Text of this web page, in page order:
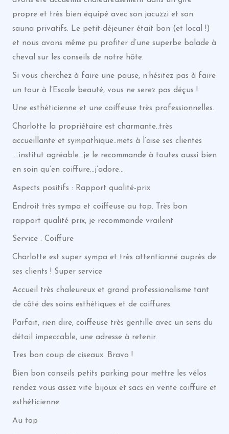
propre et très bien équipé avec son jacuzzi et son
sauna privatifs. Le petit-déjeuner était bon (et local !)
et nous avons même pu profiter d’une superbe balade à
cheval sur les conseils de notre hôte.
Si vous cherchez à faire une pause, n’hésitez pas à faire
un tour à l’Escale beauté, vous ne serez pas déçus !
Une esthéticienne et une coiffeuse très professionnelles.
Charlotte la propriétaire est charmante..très
accueillante et sympathique..mets à l’aise ses clientes
….institut agréable…je le recommande à toutes aussi bien
en soin qu’en coiffure…j’adore…
Aspects positifs : Rapport qualité-prix
Endroit très sympa et coiffeuse au top. Très bon
rapport qualité prix, je recommande vrailent
Service : Coiffure
Charlotte est super sympa et très attentionné auprès de
ses clients ! Super service
Accueil très chaleureux et grand professionalisme tant
de côté des soins esthétiques et de coiffures.
Parfait, rien dire, coiffeuse très gentille avec un sens du
détail impeccable, une adresse à retenir.
Tres bon coup de ciseaux. Bravo !
Bien bon conseils petits parking pour mettre les vélos
rendez vous assez vite bijoux et sacs en vente coiffure et
esthéticienne
Au top